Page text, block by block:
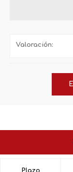
Valoración: